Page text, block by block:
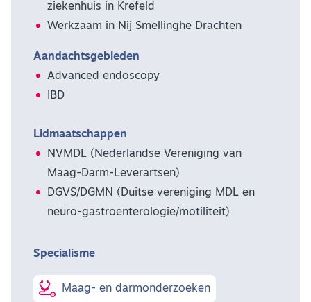
ziekenhuis in Krefeld
Werkzaam in Nij Smellinghe Drachten
Aandachtsgebieden
Advanced endoscopy
IBD
Lidmaatschappen
NVMDL (Nederlandse Vereniging van
Maag-Darm-Leverartsen)
DGVS/DGMN (Duitse vereniging MDL en
neuro-gastroenterologie/motiliteit)
Specialisme
Maag- en darmonderzoeken